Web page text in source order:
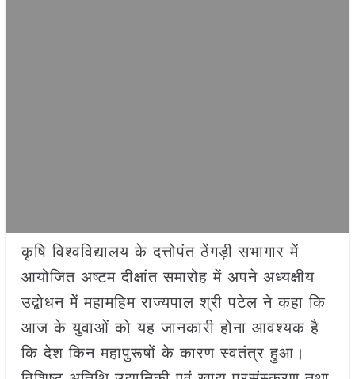
कृषि विश्वविद्यालय के दत्तोपंत ठेंगड़ी सभागार में
आयोजित अष्टम दीक्षांत समारोह में अपने अध्यक्षीय
उद्बोधन मेें महामहिम राज्यपाल श्री पटेल ने कहा कि
आज के युवाओं को यह जानकारी होना आवश्यक है
कि देश किन महापुरूषों के कारण स्वतंत्र हुआ।